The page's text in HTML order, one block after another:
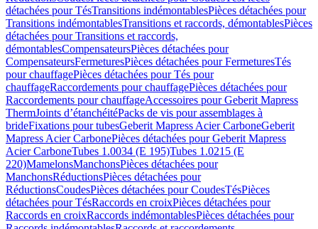
détachées pour TésTransitions indémontablesPièces détachées pour
Transitions indémontablesTransitions et raccords, démontablesPièces
détachées pour Transitions et raccords,
démontablesCompensateursPièces détachées pour
CompensateursFermeturesPièces détachées pour FermeturesTés
pour chauffagePièces détachées pour Tés pour
chauffageRaccordements pour chauffagePièces détachées pour
Raccordements pour chauffageAccessoires pour Geberit Mapress
ThermJoints d’étanchéitéPacks de vis pour assemblages à
brideFixations pour tubesGeberit Mapress Acier CarboneGeberit
Mapress Acier CarbonePièces détachées pour Geberit Mapress
Acier CarboneTubes 1.0034 (E 195)Tubes 1.0215 (E
220)MamelonsManchonsPièces détachées pour
ManchonsRéductionsPièces détachées pour
RéductionsCoudesPièces détachées pour CoudesTésPièces
détachées pour TésRaccords en croixPièces détachées pour
Raccords en croixRaccords indémontablesPièces détachées pour